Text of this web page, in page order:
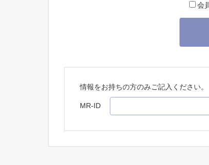
会
情報をお持ちの方のみご記入ください。
MR-ID